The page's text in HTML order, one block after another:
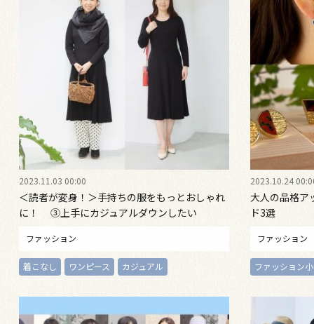
2023.11.03 00:00
＜読者が変身！＞手持ちの服をもっとおしゃれ
に！ ③上手にカジュアルダウンしたい
ファッション
着こなし ワンピース カジュアル
2023.10.24
大人の品格ア
ド3選
ファッション
ファッション